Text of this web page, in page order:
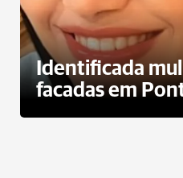
Identificada
facadas em